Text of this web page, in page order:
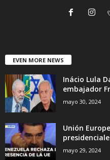
EVEN MORE NEWS
Inácio Lula
embajador
mayo 30, 2024
Unión
mayo 29, 2024